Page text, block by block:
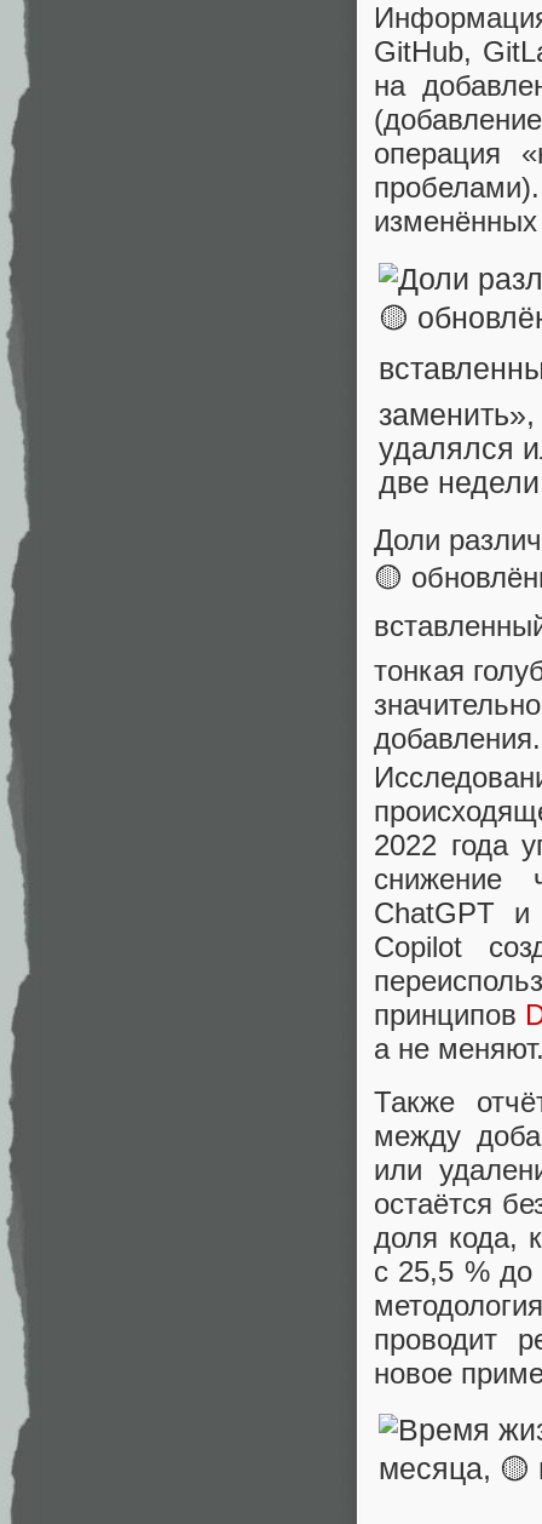
GitHub,
на
операция
Доли
🟡
тонкая
2022 года
снижение
ChatGPT и
Copilot
принципов
а не
Также
между
или
остаётся
доля кода,
с 25,5 % до
проводит
новое